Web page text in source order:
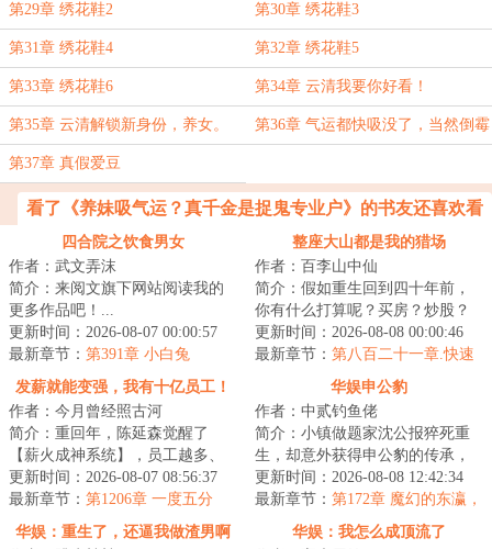
第29章 绣花鞋2 第30章 绣花鞋3
第31章 绣花鞋4 第32章 绣花鞋5
第33章 绣花鞋6 第34章 云清我要你好看！
第35章 云清解锁新身份，养女。 第36章 气运都快吸没了，当然倒霉
第37章 真假爱豆
看了《养妹吸气运？真千金是捉鬼专业户》的书友还喜欢看
四合院之饮食男女
作者：武文弄沫
简介：来阅文旗下网站阅读我的
更多作品吧！...
更新时间：2026-08-07 00:00:57
最新章节： 第391章 小白兔
整座大山都是我的猎场
作者：百李山中仙
简介：假如重生回到四十年前，
你有什么打算呢？买房？炒股？
屯古董？捣腾国债卷？……不！
赵军觉得只要自...
更新时间：2026-08-08 00:00:46
最新章节： 第八百二十一章.快速
发薪就能变强，我有十亿员工！
作者：今月曾经照古河
简介：重回年，陈延森觉醒了
【薪火成神系统】，员工越多、
工资越高，薪火积累越快，能力
就越强！精神+，...
更新时间：2026-08-07 08:56:37
最新章节： 第1206章 一度五分
钱，电价地板！我想把这个世界
变成一家公司！
华娱申公豹
作者：中贰钓鱼佬
简介：小镇做题家沈公报猝死重
生，却意外获得申公豹的传承，
只要做出符合申公豹特性的事
情，就能够获得相...
更新时间：2026-08-08 12:42:34
最新章节： 第172章 魔幻的东瀛，
剑雨定档
华娱：重生了，还逼我做渣男啊
华娱：我怎么成顶流了